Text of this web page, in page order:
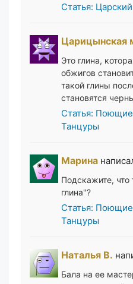
Статья:
Царицынская
Это глина,
обжигов
такой глины
становятся
Статья:
Танцуры
Марина
Подскажите,
глина"?
Статья:
Танцуры
Наталья В.
Бала на ее